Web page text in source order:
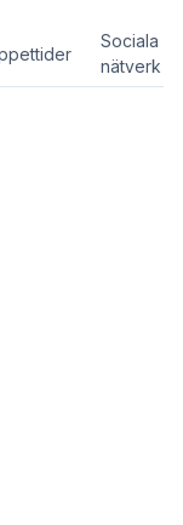
Sociala
nätverk